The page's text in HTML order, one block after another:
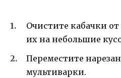
Очистите кабачки
их на небольшие
Переместите
мультиварки.